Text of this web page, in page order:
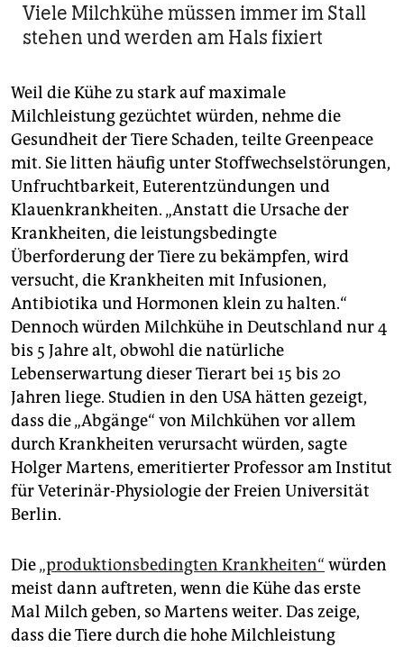
Viele Milchkühe müssen immer im Stall
stehen und werden am Hals fixiert
Weil die Kühe zu stark auf maximale
Milchleistung gezüchtet würden, nehme die
Gesundheit der Tiere Schaden, teilte Greenpeace
mit. Sie litten häufig unter Stoffwechselstörungen,
Unfruchtbarkeit, Euterentzündungen und
Klauenkrankheiten. „Anstatt die Ursache der
Krankheiten, die leistungsbedingte
Überforderung der Tiere zu bekämpfen, wird
versucht, die Krankheiten mit Infusionen,
Antibiotika und Hormonen klein zu halten.“
Dennoch würden Milchkühe in Deutschland nur 4
bis 5 Jahre alt, obwohl die natürliche
Lebenserwartung dieser Tierart bei 15 bis 20
Jahren liege. Studien in den USA hätten gezeigt,
dass die „Abgänge“ von Milchkühen vor allem
durch Krankheiten verursacht würden, sagte
Holger Martens, emeritierter Professor am Institut
für Veterinär-Physiologie der Freien Universität
Berlin.
Die„produktionsbedingten Krankheiten“ würden
meist dann auftreten, wenn die Kühe das erste
Mal Milch geben, so Martens weiter. Das zeige,
dass die Tiere durch die hohe Milchleistung